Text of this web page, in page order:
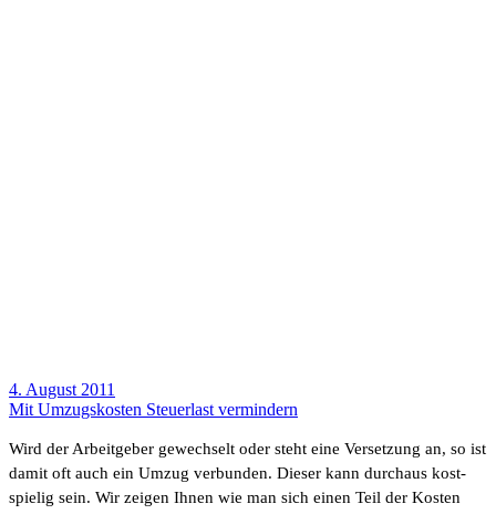
4. August 2011
Mit Umzugs­kosten Steu­er­last vermin­dern
Wird der Arbeit­geber gewech­selt oder steht eine Verset­zung an, so ist
damit oft auch ein Umzug verbunden. Dieser kann durchaus kost­
spielig sein. Wir zeigen Ihnen wie man sich einen Teil der Kosten